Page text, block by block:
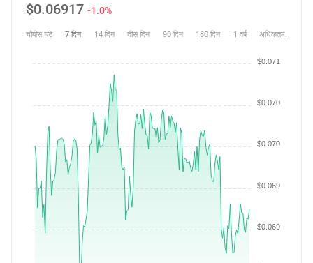
$0.06917 -1.0%
चौबीस घंटे 7 दिन 14 दिन तीस दिन 90 दिन 180 दिन 1 वर्ष अधिकतम.
$0.069
$0.069
$0.070
$0.070
$0.071